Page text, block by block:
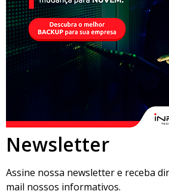
Newsletter
Assine nossa newsletter e receba
mail nossos informativos.